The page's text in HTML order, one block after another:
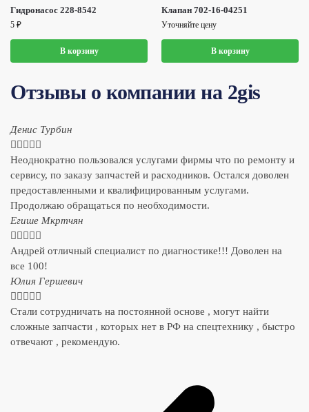
Гидронасос 228-8542
5 ₽
В корзину
Клапан 702-16-04251
Уточняйте цену
В корзину
Отзывы о компании на 2gis
Денис Турбин
    
Неоднократно пользовался услугами фирмы что по ремонту и
сервису, по заказу запчастей и расходников. Остался доволен
предоставленными и квалифицированным услугами.
Продолжаю обращаться по необходимости.
​Егише Мкртчян
    
Андрей отличный специалист по диагностике!!! Доволен на
все 100!
​Юлия Гершевич
    
Стали сотрудничать на постоянной основе , могут найти
сложные запчасти , которых нет в РФ на спецтехнику , быстро
отвечают , рекомендую.